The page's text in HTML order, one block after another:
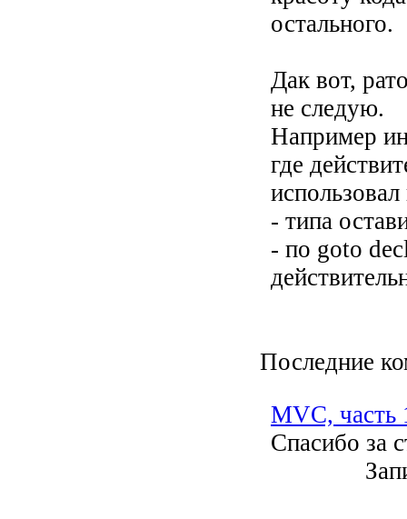
остального.
Дак вот,
не следую.
Например
где
- типа
- по goto
Последние
MVC, часть
Спасибо за